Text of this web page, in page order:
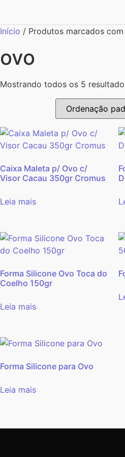
Início / Produtos marcados com
ovo
Mostrando todos os 5
Caixa Maleta p/ Ovo c/
Visor Cacau 350gr Cromus
Leia mais
Forma Silicone Ovo Toca do
Coelho 150gr
Leia mais
Forma Silicone para Ovo
Leia mais